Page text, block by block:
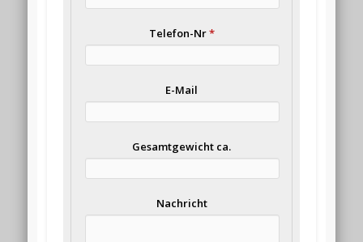
Telefon-Nr*
E-Mail
Gesamtgewicht ca.
Nachricht